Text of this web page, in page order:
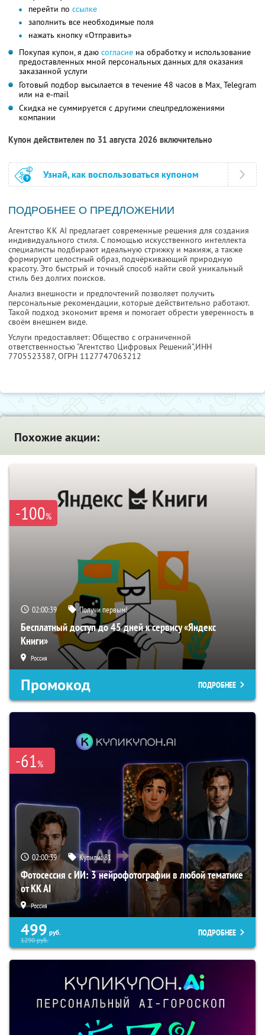
перейти по ссылке
заполнить все необходимые поля
нажать кнопку «Отправить»
Покупая купон, я даю согласие на обработку и использование
предоставленных мной персональных данных для оказания
заказанной услуги
Готовый подбор высылается в течение 48 часов в Max, Telegram
или на e-mail
Скидка не суммируется с другими спецпредложениями
компании
Купон действителен по 31 августа 2026 включительно
Узнай, как воспользоваться купоном
ПОДРОБНЕЕ О ПРЕДЛОЖЕНИИ
Агентство KK AI предлагает современные решения для создания
индивидуального стиля. С помощью искусственного интеллекта
специалисты подбирают идеальную стрижку и макияж, а также
формируют целостный образ, подчёркивающий природную
красоту. Это быстрый и точный способ найти свой уникальный
стиль без долгих поисков.
Анализ внешности и предпочтений позволяет получить
персональные рекомендации, которые действительно работают.
Такой подход экономит время и помогает обрести уверенность в
своём внешнем виде.
Услуги предоставляет: Общество с ограниченной
ответственностью "Агентство Цифровых Решений",ИНН
7705523387, ОГРН 1127747063212
Похожие акции:
-100%
02:00:38 Получи первым!
Бесплатный доступ до 45 дней к сервису «Яндекс
Книги»
Россия
Промокод ПОДРОБНЕЕ
-61%
02:00:38 Купили:81
Фотосессия с ИИ: 3 нейрофотографии в любой тематике
от KK AI
Россия
499 руб.
1290руб.
ПОДРОБНЕЕ